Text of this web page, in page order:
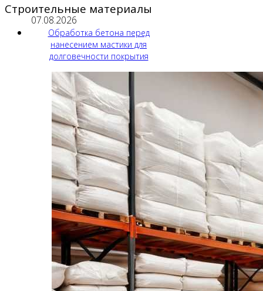
Строительные материалы
07.08.2026
Обработка бетона перед
нанесением мастики для
долговечности покрытия